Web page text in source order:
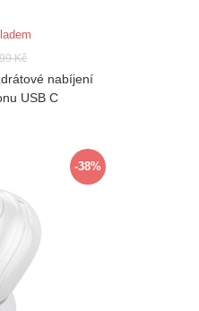
Kč
nabíjení
USB C
-38%